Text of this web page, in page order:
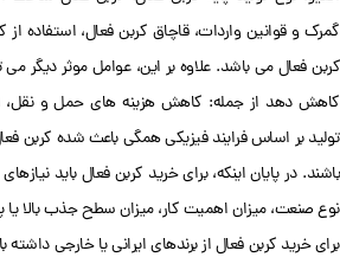
گمرک و قوانین واردات، قاچاق کربن فعال، استفاده
کربن فعال می باشد. علاوه بر این، عوامل موثر دیگر می
کاهش دهد از جمله: کاهش هزینه های حمل و نقل،
تولید بر اساس فرایند فیزیکی همگی باعث شده کربن
باشند. در پایان اینکه، برای خرید کربن فعال باید
نوع صنعت، میزان اهمیت کار، میزان سطح جذب بالا
برای خرید کربن فعال از برندهای ایرانی یا خارجی